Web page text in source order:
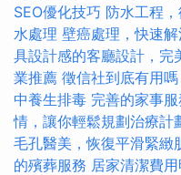
SEO優化技巧 防水工程
水處理 壁癌處理，快速
具設計感的客廳設計，完
業推薦 徵信社到底有用
中養生排毒 完善的家事
情，讓你輕鬆規劃治療計
毛孔醫美，恢復平滑緊緻
的殯葬服務 居家清潔費